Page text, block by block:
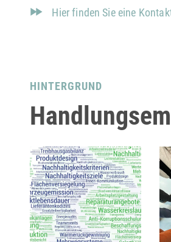
Hier finden Sie eine
HINTERGRUND